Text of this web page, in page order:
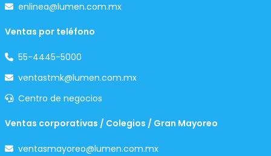
enlinea@lumen.com.mx
Ventas por teléfono
55-4445-5000
ventastmk@lumen.com.mx
Centro de negocios
Ventas corporativas / Colegios / Gran Mayoreo
ventasmayoreo@lumen.com.mx